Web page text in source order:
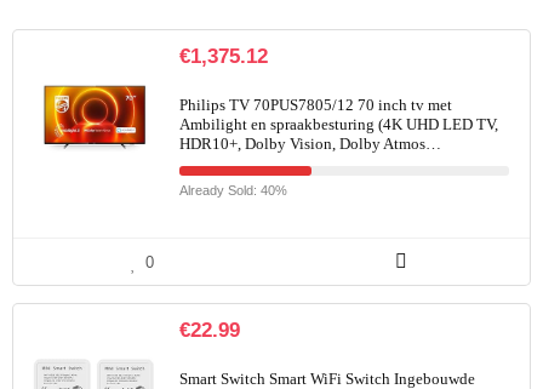
€1,375.12
Philips TV 70PUS7805/12 70 inch tv met
Ambilight en spraakbesturing (4K UHD LED TV,
HDR10+, Dolby Vision, Dolby Atmos…
Already Sold: 40%
0
€22.99
Smart Switch Smart WiFi Switch Ingebouwde